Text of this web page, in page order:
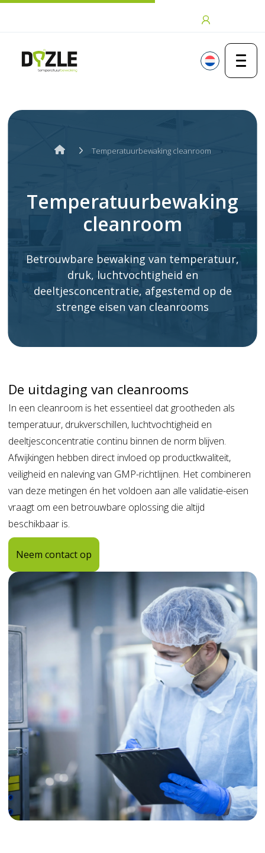
Temperatuurbewaking cleanroom
Temperatuurbewaking
cleanroom
Betrouwbare bewaking van temperatuur,
druk, luchtvochtigheid en
deeltjesconcentratie, afgestemd op de
strenge eisen van cleanrooms
De uitdaging van cleanrooms
In een cleanroom is het essentieel dat grootheden als
temperatuur, drukverschillen, luchtvochtigheid en
deeltjesconcentratie continu binnen de norm blijven.
Afwijkingen hebben direct invloed op productkwaliteit,
veiligheid en naleving van GMP-richtlijnen. Het combineren
van deze metingen én het voldoen aan alle validatie-eisen
vraagt om een betrouwbare oplossing die altijd
beschikbaar is.
Neem contact op